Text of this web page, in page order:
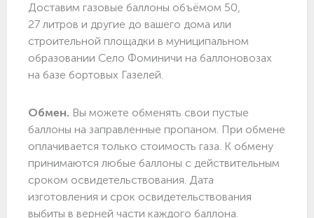
Доставим газовые баллоны объёмом 50,
27 литров и другие до вашего дома или
строительной площадки в муниципальном
образовании Село Фоминичи на баллоновозах
на базе бортовых Газелей.
Обмен. Вы можете обменять свои пустые
баллоны на заправленные пропаном. При обмене
оплачивается только стоимость газа. К обмену
принимаются любые баллоны с действительным
сроком освидетельствования. Дата
изготовления и срок освидетельствования
выбиты в верней части каждого баллона.